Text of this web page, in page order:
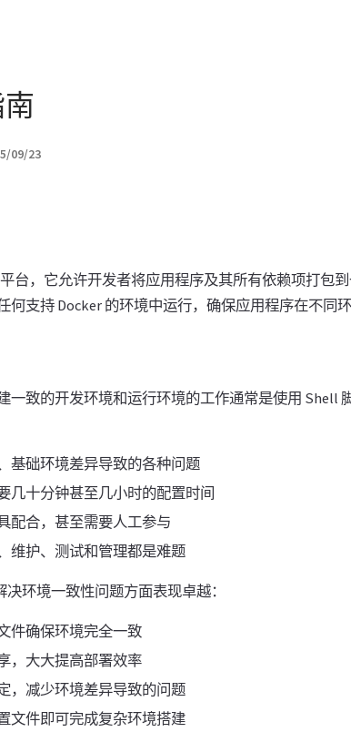
09/23
台，它允许开发者将应用程序及其所有依赖项打包
何支持 Docker 的环境中运行，确保应用程序在不同环
一致的开发环境和运行环境的工作通常是使用 Shell
基础环境差异导致的各种问题
几十分钟甚至几小时的配置时间
配合，甚至需要人工参与
维护、测试和管理都是难题
决环境一致性问题方面表现卓越：
件确保环境完全一致
，大大提高部署效率
，减少环境差异导致的问题
文件即可完成复杂环境搭建